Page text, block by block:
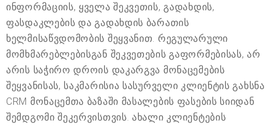
ინფორმაციის, ყველა შეკვეთის, გადახდის,
ფასდაკლების და გადახდის ბარათის
ხელმისაწვდომობის შეყვანით. რეგულარული
მომხმარებლებისგან შეკვეთების გაფორმებისას, არ
არის საჭირო დროის დაკარგვა მონაცემების
შეყვანისას, საკმარისია სასურველი კლიენტის გახსნა
CRM მონაცემთა ბაზაში მასალების ფასების სიიდან
შემდგომი შეკერვისთვის. ახალი კლიენტების